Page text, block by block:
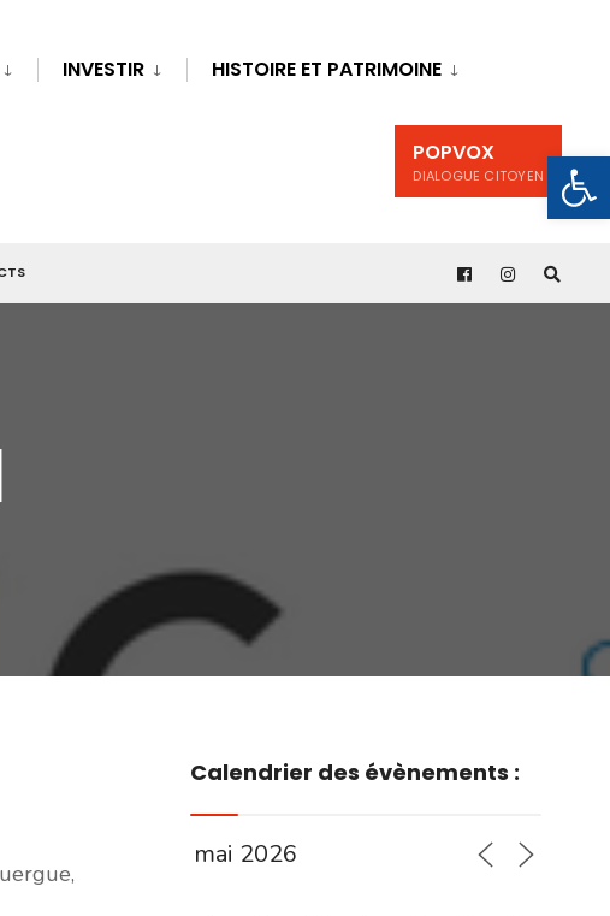
INVESTIR HISTOIRE ET PATRIMOINE
POPVOX
DIALOGUE CITOYEN
Calendrier des évènements :